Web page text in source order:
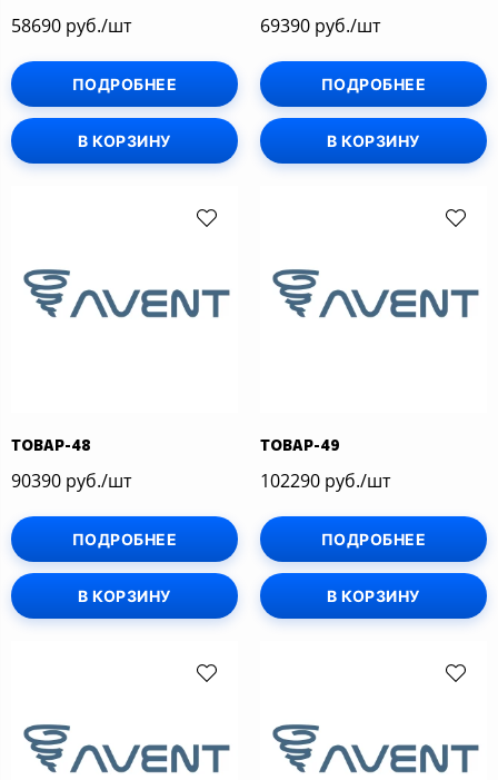
58690 руб./шт
ПОДРОБНЕЕ
В КОРЗИНУ
69390 руб./шт
ПОДРОБНЕЕ
В КОРЗИНУ
ТОВАР-48
90390 руб./шт
ПОДРОБНЕЕ
В КОРЗИНУ
ТОВАР-49
102290 руб./шт
ПОДРОБНЕЕ
В КОРЗИНУ